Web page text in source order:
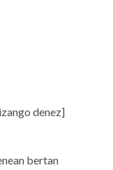
denez]
bertan